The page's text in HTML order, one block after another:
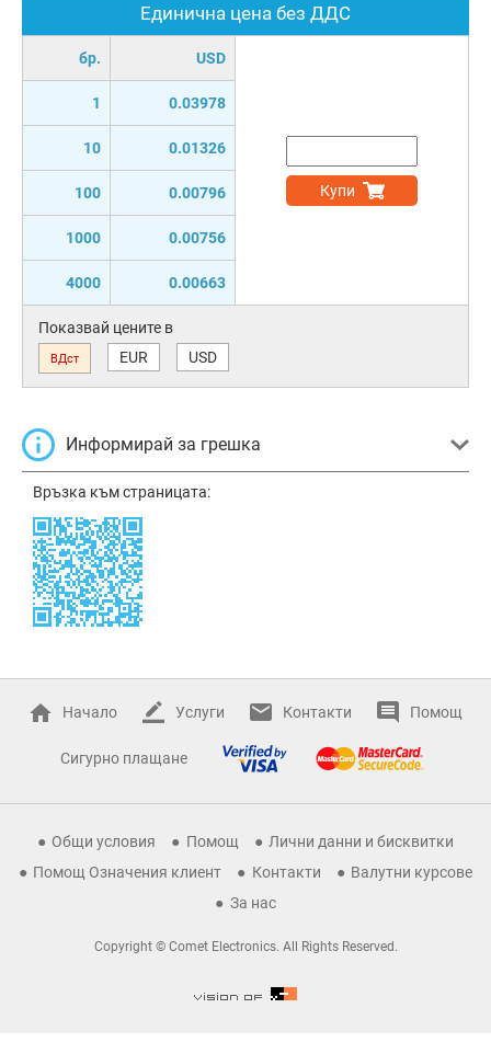
Единична цена без ДДС
бр. USD
1 0.03978
10 0.01326
100 0.00796
1000 0.00756
4000 0.00663
Купи
Показвай цените в
ВДст EUR USD
Информирай за грешка
Връзка към страницата:
Начало Услуги Контакти Помощ
Сигурно плащане
Общи условия Помощ
Лични данни и бисквитки
Помощ Означения клиент
Контакти
Валутни курсове
За нас
Copyright © Comet Electronics. All Rights Reserved.